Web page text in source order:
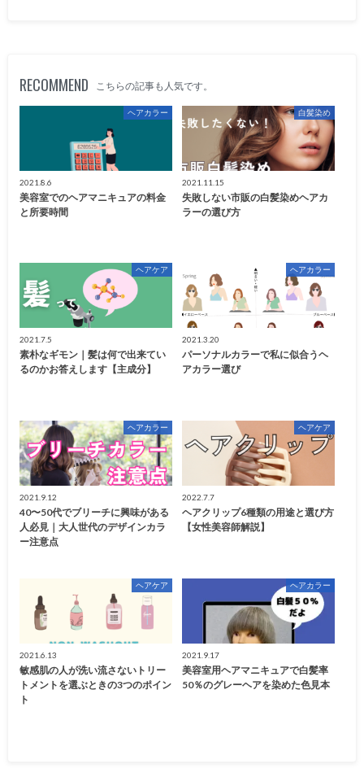
RECOMMEND こちらの記事も人気です。
ヘアカラー
2021.8.6
美容室でのヘアマニキュアの料金
と所要時間
白髪染め
2021.11.15
失敗しない市販の白髪染めヘアカ
ラーの選び方
ヘアケア
2021.7.5
素朴なギモン｜髪は何で出来てい
るのかお答えします【主成分】
ヘアカラー
2021.3.20
パーソナルカラーで私に似合うヘ
アカラー選び
ヘアカラー
2021.9.12
40〜50代でブリーチに興味がある
人必見｜大人世代のデザインカラ
ー注意点
ヘアケア
2022.7.7
ヘアクリップ6種類の用途と選び方
【女性美容師解説】
ヘアケア
2021.6.13
敏感肌の人が洗い流さないトリー
トメントを選ぶときの3つのポイン
ト
ヘアカラー
2021.9.17
美容室用ヘアマニキュアで白髪率
50％のグレーヘアを染めた色見本